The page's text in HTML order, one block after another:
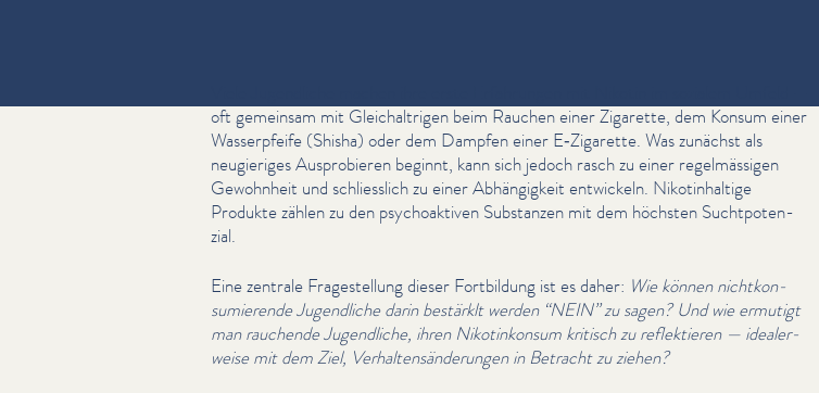
oft gemeinsam mit Gle­ichal­tri­gen beim Rauchen einer Zigarette, dem Konsum einer
Wasserpfeife (Shisha) oder dem Dampfen einer E‑Zigarette. Was zunächst als
neugieriges Aus­pro­bieren beginnt, kann sich jedoch rasch zu einer regelmäs­si­gen
Gewohnheit und schliesslich zu einer Abhängigkeit entwickeln. Nikot­in­haltige
Produkte zählen zu den psy­choak­tiv­en Substanzen mit dem höchsten Sucht­poten­
zial.
Eine zentrale Fragestel­lung dieser Fortbildung ist es daher: Wie können nichtkon­
sum­ierende Jugendliche darin bestärklt werden “NEIN” zu sagen? Und wie ermutigt
man rauchende Jugendliche, ihren Nikotinkon­sum kritisch zu reflek­tieren — ide­al­er­
weise mit dem Ziel, Ver­hal­tensän­derun­gen in Betracht zu ziehen?